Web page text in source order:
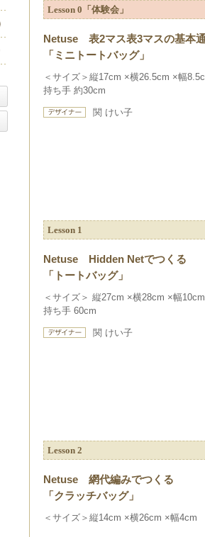
Lesson 0「体験会」
Netuse 表2マス表3マスの基本
「ミニトートバッグ」
＜サイズ＞縦17cm ×横26.5cm ×幅
持ち手 約30cm
関 けい子
Lesson 1
Netuse Hidden Netでつくる
「トートバッグ」
＜サイズ＞ 縦27cm ×横28cm ×幅10cm
持ち手 60cm
関 けい子
Lesson 2
Netuse 網代編みでつくる
「クラッチバッグ」
＜サイズ＞縦14cm ×横26cm ×幅4cm